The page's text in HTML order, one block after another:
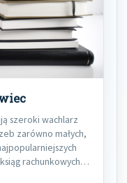
szeroki wachlarz
zarówno małych,
rachunkowych,